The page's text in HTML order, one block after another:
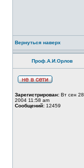
Вернуться наверх
Проф.А.И.Орлов
Зарегистрирован: Вт сен 28,
2004 11:58 am
Сообщений: 12459